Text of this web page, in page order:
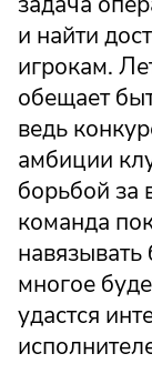
и найти
игрокам.
обещает
ведь
амбиции
борьбой
команда
многое
удастся